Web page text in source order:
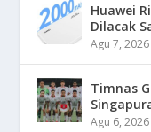
Huawei
Dilacak
Agu 7, 2026
Timnas
Agu 6, 2026